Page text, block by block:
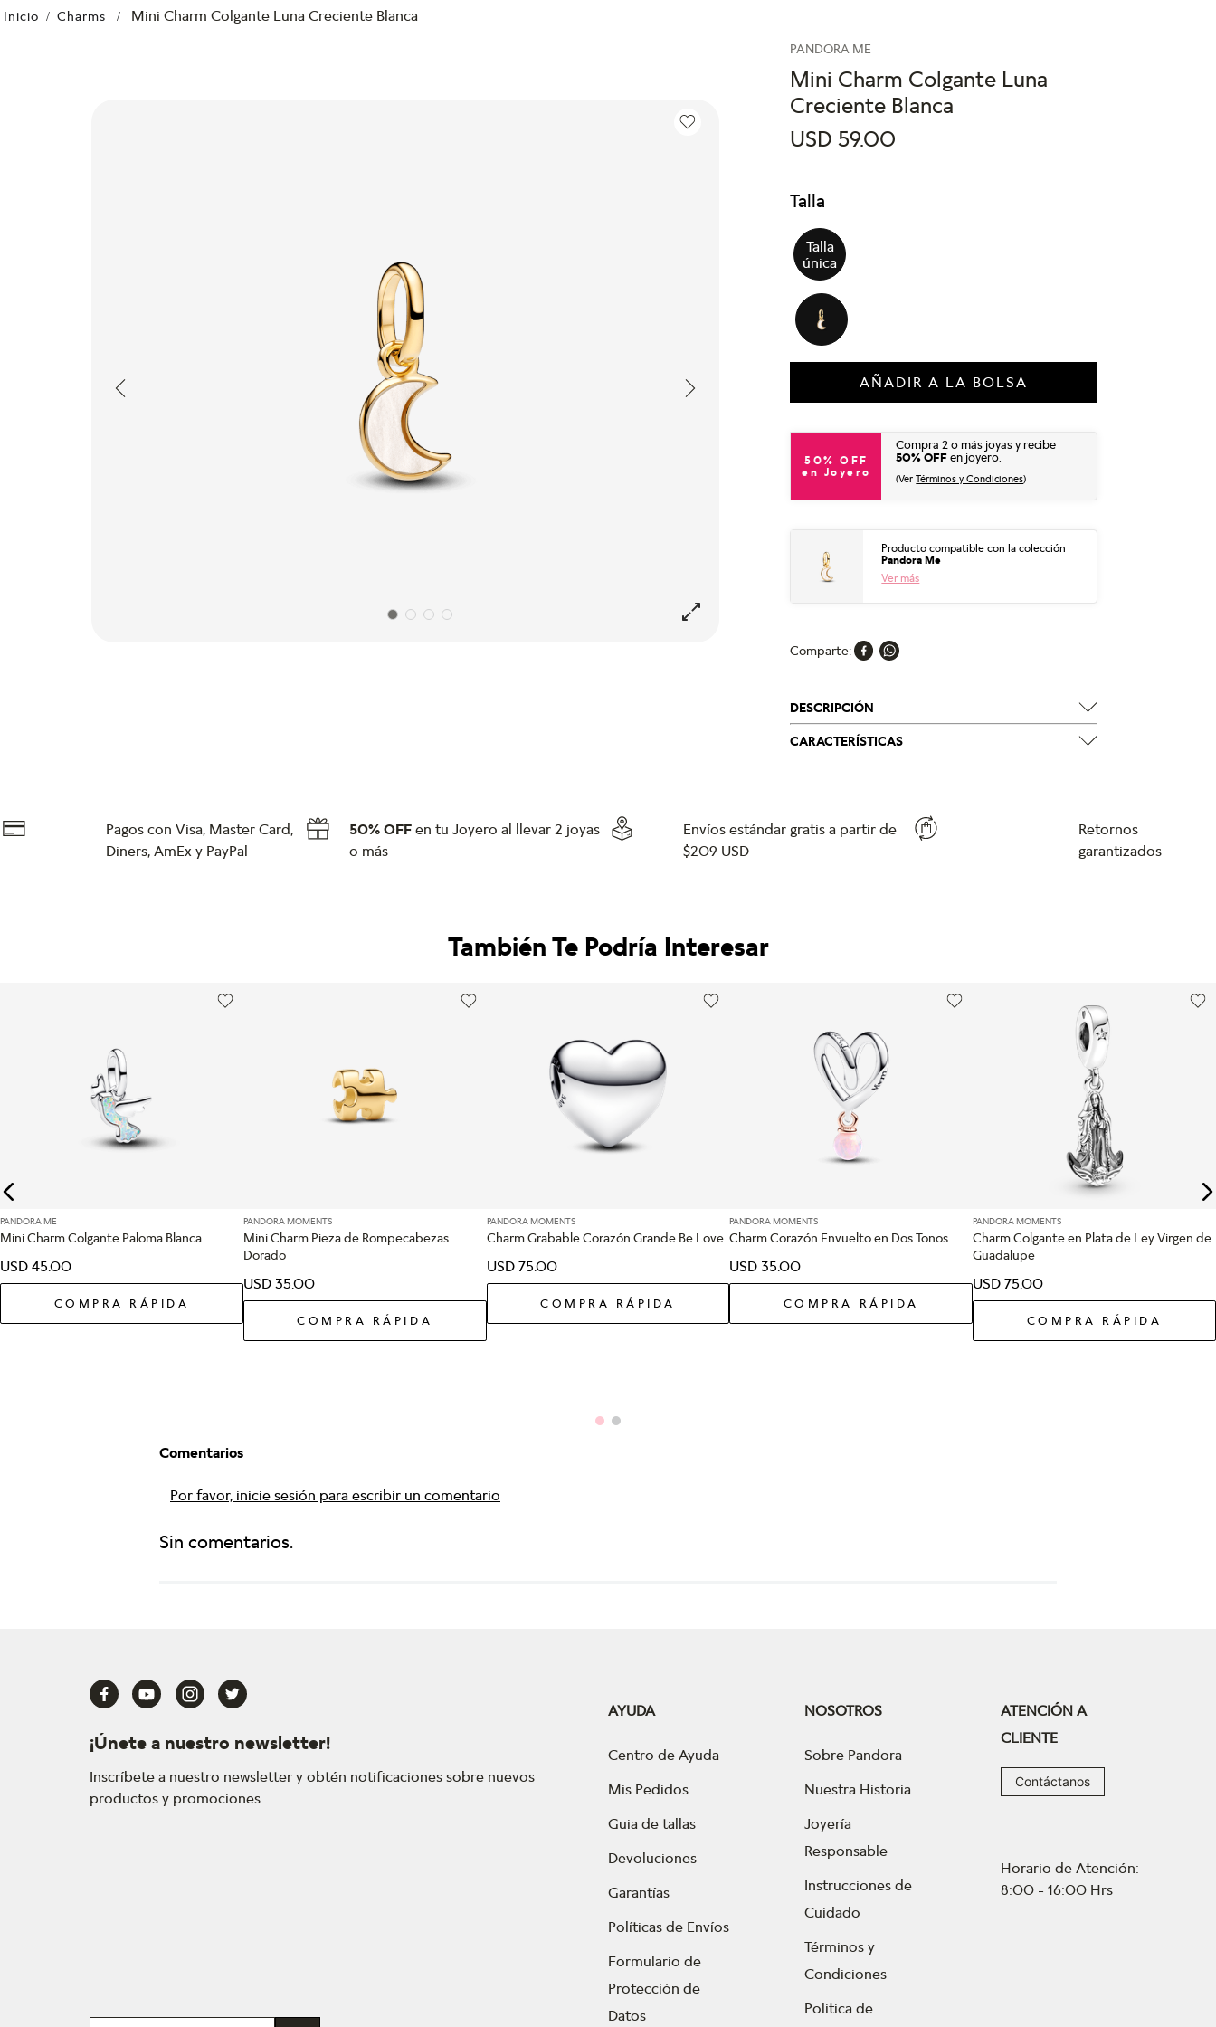
Charms Mini Charm Colgante Luna Creciente Blanca
PANDORA ME
Mini Charm Colgante Luna
Creciente Blanca
USD 59.00
Talla
Talla
única
AÑADIR A LA BOLSA
50% OFF
en Joyero
Compra 2 o más joyas y recibe
50% OFFen joyero.
(VerTérminos y Condiciones)
Producto compatible con la colección
Pandora Me
Ver más
Comparte
DESCRIPCIÓN
CARACTERÍSTICAS
Pagos con Visa, Master Card,
Diners, AmEx y PayPal
50% OFFen tu Joyero al llevar 2 joyas
o más
Envíos estándar gratis a partir de
$209 USD
Retornos
garantizados
También Te Podría Interesar
PANDORA ME
Mini Charm Colgante Paloma Blanca
USD 4500
COMPRA RÁPIDA
PANDORA MOMENTS
Mini Charm Pieza de Rompecabezas
Dorado
USD 3500
COMPRA RÁPIDA
PANDORA MOMENTS
Charm Grabable Corazón Grande Be Love
USD 7500
COMPRA RÁPIDA
PANDORA MOMENTS
Charm Corazón Envuelto en Dos Tonos
USD 35.00
COMPRA RÁPIDA
PANDORA MOMENTS
Charm Colgante en Plata de Ley Virgen de
Guadalupe
USD 75.00
COMPRA RÁPIDA
Comentarios
Por favor, inicie sesión para escribir un comentario
Sin comentarios.
¡Únete a nuestro newsletter!
Inscríbete a nuestro newsletter y obtén notificaciones sobre nuevos
productos y promociones.
AYUDA
Centro de Ayuda
Mis Pedidos
Guia de tallas
Devoluciones
Garantías
Políticas de Envíos
Formulario de
Protección de
Datos
NOSOTROS
Sobre Pandora
Nuestra Historia
Joyería
Responsable
Instrucciones de
Cuidado
Términos y
Condiciones
Politica de
ATENCIÓN A
CLIENTE
Contáctanos
Horario de Atención:
8:00 - 16:00 Hrs